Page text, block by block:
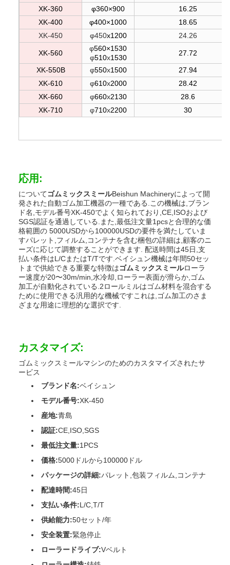
XK-360
φ360×900
16.25
XK-400
φ400×1000
18.65
XK-450
φ450x1200 24.26
XK-560
φ560×1530
φ510x1530
27.72
XK-550B φ550x1500
27.94
XK-610
φ610x2000
28.42
XK-660
φ660x2130
28.6
XK-710
φ710x2200 30
応用:
についてゴムミックスミールBeishun Machineryによって開
発された自動ゴム加工機器の一種である.この機械は,ブラン
ド名,モデル番号XK-450でよく知られており,CE,ISOおよび
SGS認証を通過している.また,最低注文量1pcsと合理的な価
格範囲の 5000USDから100000USDの要件を満たしていま
すパレット,フィルム,コンテナを含む梱包の詳細は,顧客のニ
ーズに応じて調整することができます. 配送時間は45日,支
払い条件はL/CまたはT/Tです.ベイシュン機械は年間50セッ
トまで供給できる重要な特徴はゴムミックスミールローラ
ー速度が20〜30m/min,水冷却,ローラー表面が滑らか,ゴム
加工が自動化されている.2ロールミルはゴム材料を混合する
ために使用できる汎用的な機械ですこれは,ゴム加工のさま
ざまな用途に理想的な選択です.
カスタマイズ:
ゴムミックスミールマシンのためのカスタマイズされたサ
ービス
ブランド名:ベイシュン
モデル番号:XK-450
産地:青島
認証:CE,ISO,SGS
最低注文量:1PCS
価格:5000ドルから100000ドル
パッケージの詳細:パレット,包装フィルム,コンテナ
配達時間:45日
支払い条件:L/C,T/T
供給能力:50セット/年
安全装置:緊急停止
ローラードライブ:Vベルト